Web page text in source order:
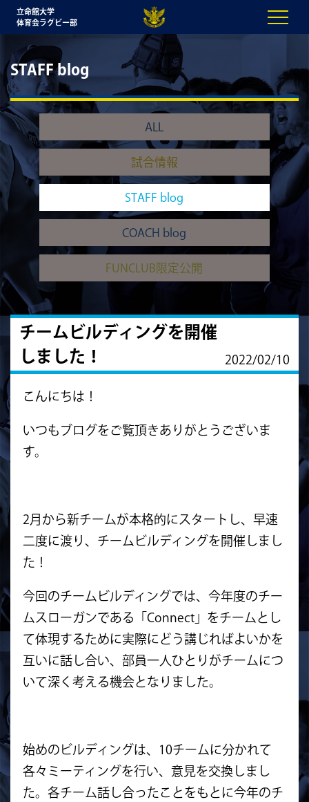
立命館大学
体育会ラグビー部
STAFF blog
ALL
試合情報
STAFF blog
COACH blog
FUNCLUB限定公開
チームビルディングを開催
しました！
2022/02/10
こんにちは！
いつもブログをご覧頂きありがとうございま
す。
2月から新チームが本格的にスタートし、早速
二度に渡り、チームビルディングを開催しまし
た！
今回のチームビルディングでは、今年度のチー
ムスローガンである「Connect」をチームとし
て体現するために実際にどう講じればよいかを
互いに話し合い、部員一人ひとりがチームにつ
いて深く考える機会となりました。
始めのビルディングは、10チームに分かれて
各々ミーティングを行い、意見を交換しまし
た。各チーム話し合ったことをもとに今年のチ